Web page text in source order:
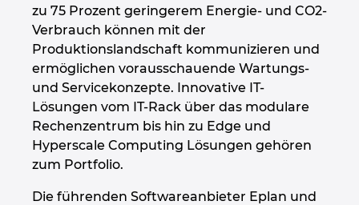
zu 75 Prozent geringerem Energie- und CO2-
Verbrauch können mit der
Produktionslandschaft kommunizieren und
ermöglichen vorausschauende Wartungs-
und Servicekonzepte. Innovative IT-
Lösungen vom IT-Rack über das modulare
Rechenzentrum bis hin zu Edge und
Hyperscale Computing Lösungen gehören
zum Portfolio.
Die führenden Softwareanbieter Eplan und
Malaysia
Mexiko
Neuseeland
Niederlande
Norwegen